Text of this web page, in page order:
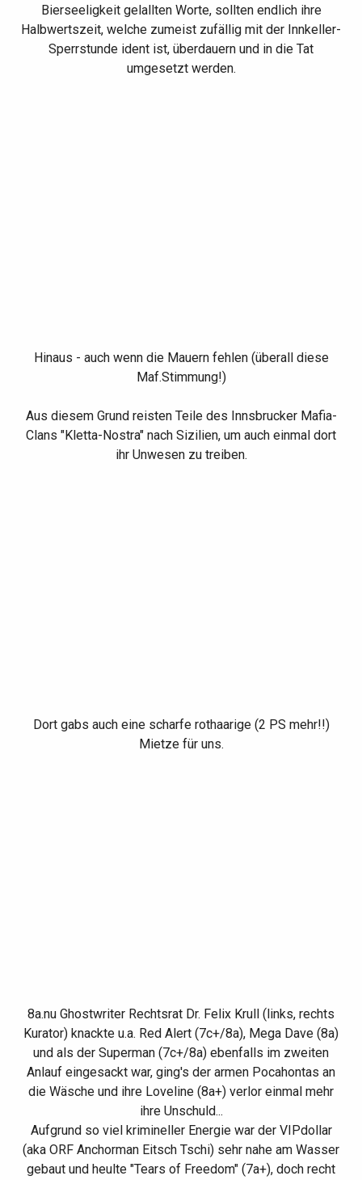
Bierseeligkeit gelallten Worte, sollten endlich ihre
Halbwertszeit, welche zumeist zufällig mit der Innkeller-
Sperrstunde ident ist, überdauern und in die Tat
umgesetzt werden.
Hinaus - auch wenn die Mauern fehlen (überall diese
Maf.Stimmung!)
Aus diesem Grund reisten Teile des Innsbrucker Mafia-
Clans "Kletta-Nostra" nach Sizilien, um auch einmal dort
ihr Unwesen zu treiben.
Dort gabs auch eine scharfe rothaarige (2 PS mehr!!)
Mietze für uns.
8a.nu Ghostwriter Rechtsrat Dr. Felix Krull (links, rechts
Kurator) knackte u.a. Red Alert (7c+/8a), Mega Dave (8a)
und als der Superman (7c+/8a) ebenfalls im zweiten
Anlauf eingesackt war, ging's der armen Pocahontas an
die Wäsche und ihre Loveline (8a+) verlor einmal mehr
ihre Unschuld...
Aufgrund so viel krimineller Energie war der VIPdollar
(aka ORF Anchorman Eitsch Tschi) sehr nahe am Wasser
gebaut und heulte "Tears of Freedom" (7a+), doch recht